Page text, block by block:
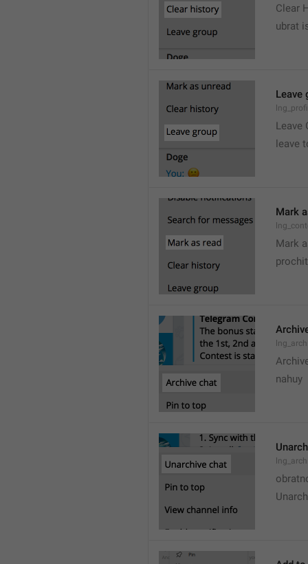
Clear
ubrat
Leave
Leave
leave
Mark
Mark
nahuy